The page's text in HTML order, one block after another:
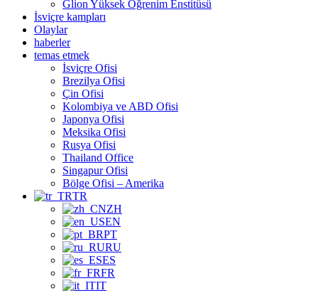
Glion Yüksek Öğrenim Enstitüsü
İsviçre kampları
Olaylar
haberler
temas etmek
İsviçre Ofisi
Brezilya Ofisi
Çin Ofisi
Kolombiya ve ABD Ofisi
Japonya Ofisi
Meksika Ofisi
Rusya Ofisi
Thailand Office
Singapur Ofisi
Bölge Ofisi – Amerika
TR
ZH
EN
PT
RU
ES
FR
IT